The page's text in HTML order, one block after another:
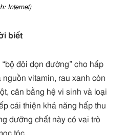
Internet)
biết
đôi dọn đường” cho hấp
vitamin, rau xanh còn
cân bằng hệ vi sinh và loại
cải thiện khả năng hấp thu
dưỡng chất này có vai trò
tóc.